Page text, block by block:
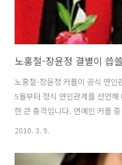
노홍철-장윤정 결별이 씁
노홍철-장윤정 커플이 공식 연인
5월부터 정식 연인관계를 선언
한 큰 충격입니다. 연예인 커플
라니 조금 어안이 벙벙합니다.
2010. 3. 9.